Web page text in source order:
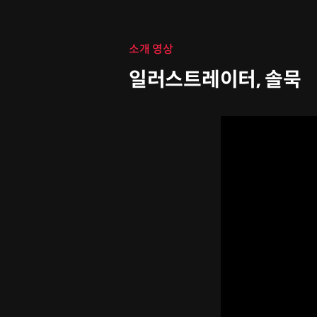
소개 영상
일러스트레이터, 솔묵